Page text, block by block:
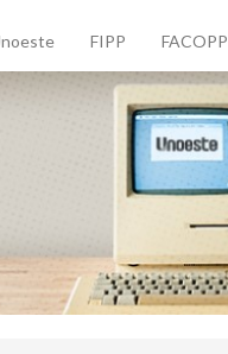
FIPP FACOPP